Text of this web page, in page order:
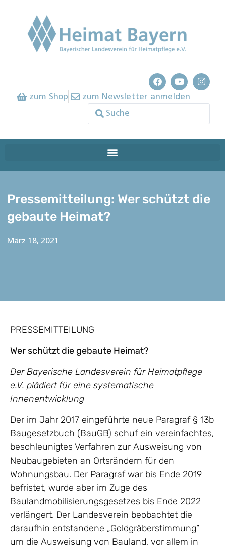
zum Shop zum Newsletter anmelden
Pressemitteilung: Wer schützt die
gebaute Heimat?
März 18, 2021
PRESSEMITTEILUNG
Wer schützt die gebaute Heimat?
Der Bayerische Landesverein für Heimatpflege
e.V. plädiert für eine systematische
Innenentwicklung
Der im Jahr 2017 eingeführte neue Paragraf § 13b
Baugesetzbuch (BauGB) schuf ein vereinfachtes,
beschleunigtes Verfahren zur Ausweisung von
Neubaugebieten an Ortsrändern für den
Wohnungsbau. Der Paragraf war bis Ende 2019
befristet, wurde aber im Zuge des
Baulandmobilisierungsgesetzes bis Ende 2022
verlängert. Der Landesverein beobachtet die
daraufhin entstandene „Goldgräberstimmung“
um die Ausweisung von Bauland, vor allem in